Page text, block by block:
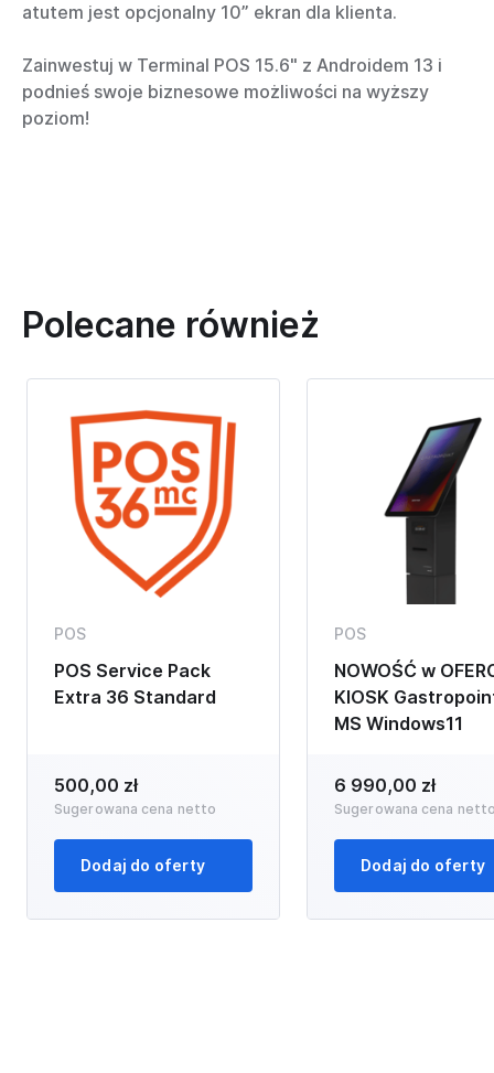
atutem jest opcjonalny 10” ekran dla klienta.
Zainwestuj w Terminal POS 15.6" z Androidem 13 i
podnieś swoje biznesowe możliwości na wyższy
poziom!
Polecane również
POS
POS Service Pack
Extra 36 Standard
500,00 zł
Sugerowana cena netto
Dodaj do oferty
POS
NOWOŚĆ w
KIOSK
MS Windows11
6 990,00 zł
Sugerowana cena
Dodaj do oferty